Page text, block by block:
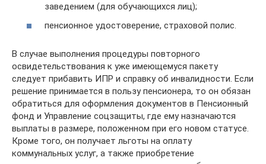
заведением (для обучающихся лиц);
пенсионное удостоверение, страховой полис.
В случае выполнения процедуры повторного
освидетельствования к уже имеющемуся пакету
следует прибавить ИПР и справку об инвалидности. Если
решение принимается в пользу пенсионера, то он обязан
обратиться для оформления документов в Пенсионный
фонд и Управление соцзащиты, где ему назначаются
выплаты в размере, положенном при его новом статусе.
Кроме того, он получает льготы на оплату
коммунальных услуг, а также приобретение